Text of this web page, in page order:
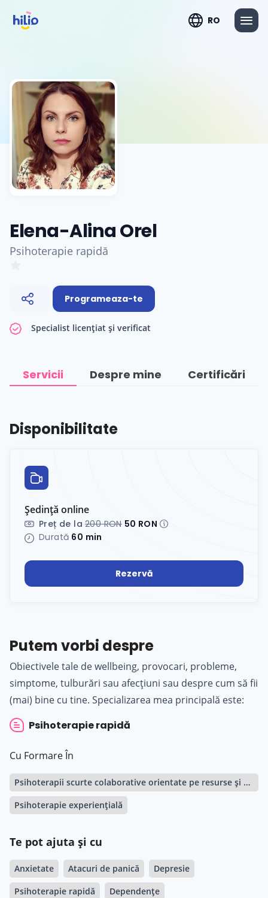
RO
Elena-Alina Orel
Psihoterapie rapidă
Programeaza-te
Specialist licențiat și verificat
Servicii Despre mine Certificări
Disponibilitate
Ședință online
Preț de la 200 RON 50 RON
Durată 60 min
Rezervă
Putem vorbi despre
Obiectivele tale de wellbeing, provocari, probleme,
simptome, tulburări sau afecțiuni sau despre cum să fii
(mai) bine cu tine. Specializarea mea principală este:
Psihoterapie rapidă
Cu Formare În
Psihoterapii scurte colaborative orientate pe resurse și soluții
Psihoterapie experiențială
Te pot ajuta și cu
Anxietate Atacuri de panică
Depresie
Psihoterapie rapidă
Dependențe